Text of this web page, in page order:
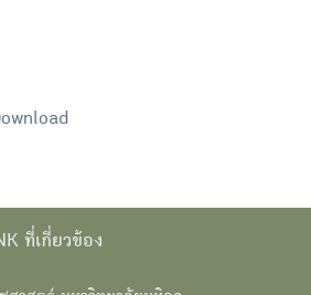
ที่เกี่ยวข้อง